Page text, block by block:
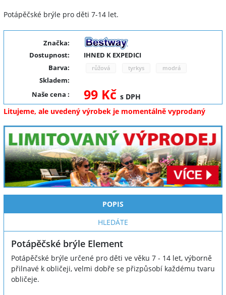
Potápěčské brýle pro děti 7-14 let.
Značka:
Dostupnost:
IHNED K EXPEDICI
Barva:
růžová tyrkys modrá
Skladem:
Naše cena : 99 Kč s DPH
Litujeme, ale uvedený výrobek je momentálně vyprodaný
POPIS
HLEDÁTE
Potápěčské brýle Element
Potápěčské brýle určené pro děti ve věku 7 - 14 let, výborně
přilnavé k obličeji, velmi dobře se přizpůsobí každému tvaru
obličeje.